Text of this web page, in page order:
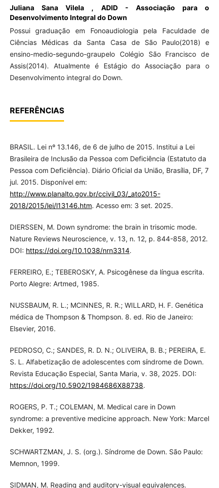
Juliana Sana Vilela , ADID - Associação para o
Desenvolvimento Integral do Down
Possui graduação em Fonoaudiologia pela Faculdade de
Ciências Médicas da Santa Casa de São Paulo(2018) e
ensino-medio-segundo-graupelo Colégio São Francisco de
Assis(2014). Atualmente é Estágio do Associação para o
Desenvolvimento integral do Down.
REFERÊNCIAS
BRASIL. Lei nº 13.146, de 6 de julho de 2015. Institui a Lei
Brasileira de Inclusão da Pessoa com Deficiência (Estatuto da
Pessoa com Deficiência). Diário Oficial da União, Brasília, DF, 7
jul. 2015. Disponível em:
http://www.planalto.gov.br/ccivil_03/_ato2015-
2018/2015/lei/l13146.htm. Acesso em: 3 set. 2025.
DIERSSEN, M. Down syndrome: the brain in trisomic mode.
Nature Reviews Neuroscience, v. 13, n. 12, p. 844-858, 2012.
DOI: https://doi.org/10.1038/nrn3314.
FERREIRO, E.; TEBEROSKY, A. Psicogênese da língua escrita.
Porto Alegre: Artmed, 1985.
NUSSBAUM, R. L.; MCINNES, R. R.; WILLARD, H. F. Genética
médica de Thompson & Thompson. 8. ed. Rio de Janeiro:
Elsevier, 2016.
PEDROSO, C.; SANDES, R. D. N.; OLIVEIRA, B. B.; PEREIRA, E.
S. L. Alfabetização de adolescentes com síndrome de Down.
Revista Educação Especial, Santa Maria, v. 38, 2025. DOI:
https://doi.org/10.5902/1984686X88738.
ROGERS, P. T.; COLEMAN, M. Medical care in Down
syndrome: a preventive medicine approach. New York: Marcel
Dekker, 1992.
SCHWARTZMAN, J. S. (org.). Síndrome de Down. São Paulo:
Memnon, 1999.
SIDMAN, M. Reading and auditory-visual equivalences.